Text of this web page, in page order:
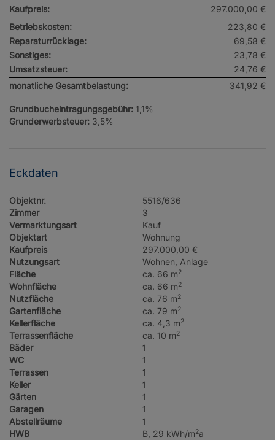
Kaufpreis:
297.000,00 €
Betriebskosten:
223,80 €
Reparaturrücklage:
69,58 €
Sonstiges:
23,78 €
Umsatzsteuer:
24,76 €
monatliche Gesamtbelastung:
341,92 €
Grundbucheintragungsgebühr: 1,1%
Grunderwerbsteuer: 3,5%
Eckdaten
Objektnr.
5516/636
Zimmer
3
Vermarktungsart
Kauf
Objektart
Wohnung
Kaufpreis
297.000,00 €
Nutzungsart
Wohnen Anlage
Fläche
ca. 66 m2
Wohnfläche ca. 66 m2
Nutzfläche ca. 76 m2
Gartenfläche ca. 79 m2
Kellerfläche ca. 4,3 m2
Terrassenfläche ca. 10 m2
Bäder
1
WC
1
Terrassen
1
Keller
1
Gärten
1
Garagen
1
Abstellräume
1
HWB
B, 29 kWh/m2a